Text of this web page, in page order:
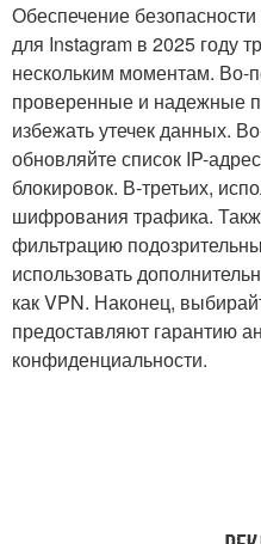
Обеспечение
для Instagram в 2025 году
нескольким моментам. Во-
проверенные и надежные
избежать утечек данных.
обновляйте список IP-
блокировок. В-третьих,
шифрования трафика.
фильтрацию
использовать
как VPN. Наконец,
предоставляют гарантию
конфиденциальности.